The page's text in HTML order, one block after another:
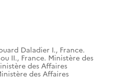
Daladier I., France.
II., France. Ministère des
des Affaires
des Affaires